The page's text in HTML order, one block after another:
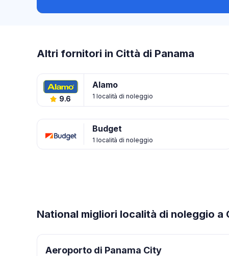
Altri fornitori in Città di Panama
9.6
Alamo
1 località di noleggio
Budget
1 località di noleggio
National migliori località di noleggio a
Aeroporto di Panama City